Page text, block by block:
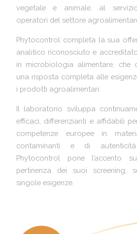
vegetale e animale, al
operatori del settore
Phytocontrol completa la sua
analitico riconosciuto e
in microbiologia alimentare, che
una risposta completa alle
i prodotti agroalimentari.
Il laboratorio sviluppa
efficaci, differenzianti e affidabili
competenze europee in
contaminanti e di
Phytocontrol pone l’accento
pertinenza dei suoi screening,
singole esigenze.